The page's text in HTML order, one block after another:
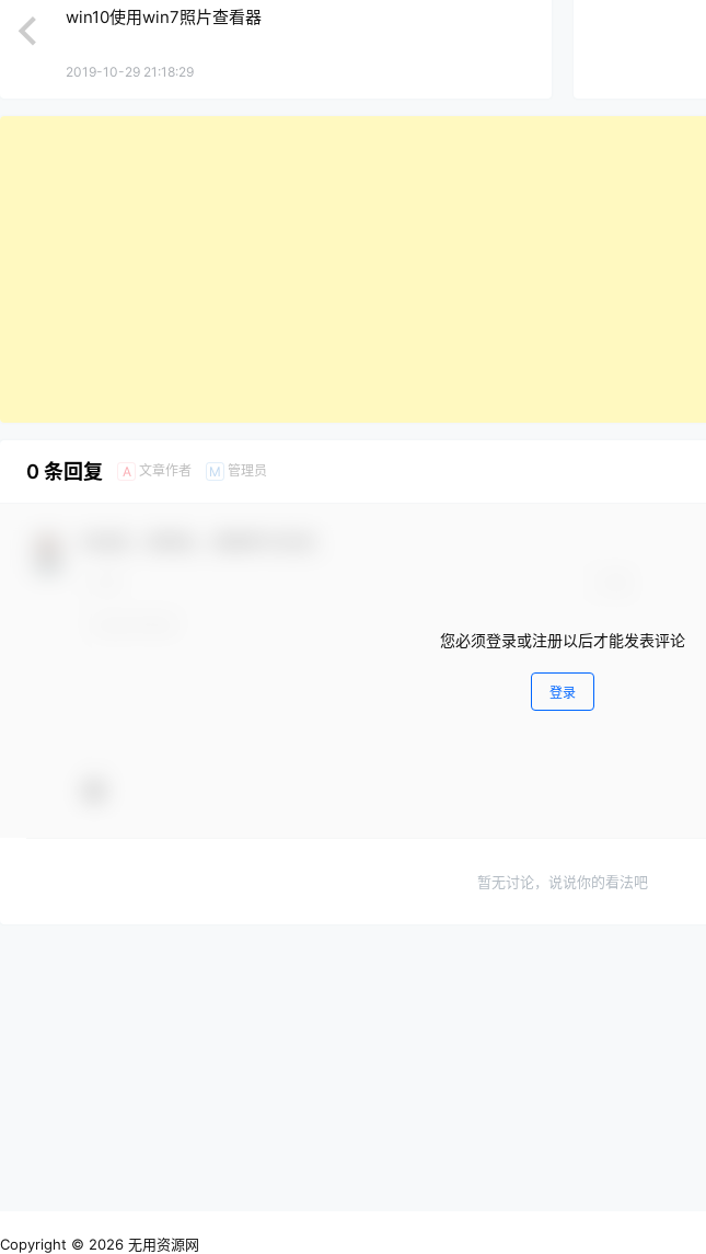
win10使用win7照片查看器
2019-10-29 21:18:29
0 条回复 A 文章作者 M 管理员
您必须登录或注册以后才能发表评论
登录
暂无讨论，说说你的看法吧
Copyright © 2026 无用资源网